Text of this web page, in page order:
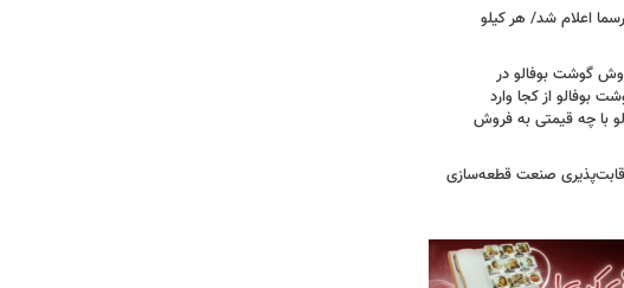
اعلام شد/ هر کیلو
گوشت بوفالو در
بوفالو از کجا وارد
با چه قیمتی به فروش
صنعت قطعه‌سازی